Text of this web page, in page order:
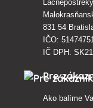
831 54
IČO: 51474751
IČ DPH:
Pre
Ako balíme